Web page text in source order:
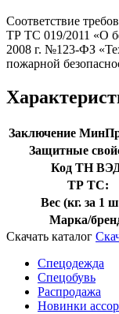
Соответствие
ТР ТС 019/2011 «О
2008 г. №123-ФЗ
пожарной
Заключение
Защитные
Код ТН
ТР ТС:
Вес (кг. за 1
Марка/
Скачать каталог
Спецодежда
Спецобувь
Распродажа
Новинки